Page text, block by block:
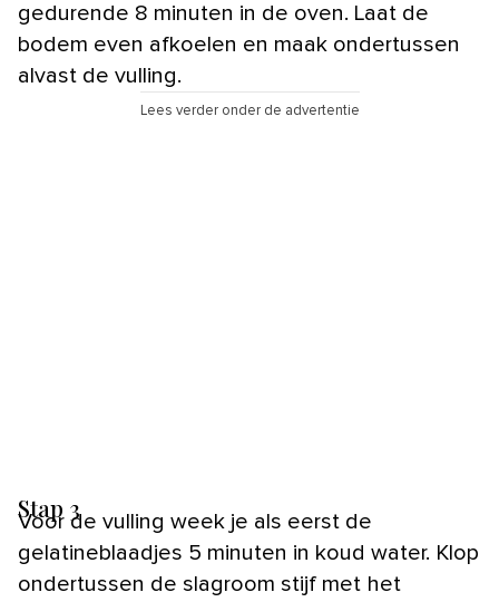
gedurende 8 minuten in de oven. Laat de
bodem even afkoelen en maak ondertussen
alvast de vulling.
Lees verder onder de advertentie
Stap 3
Voor de vulling week je als eerst de
gelatineblaadjes 5 minuten in koud water. Klop
ondertussen de slagroom stijf met het